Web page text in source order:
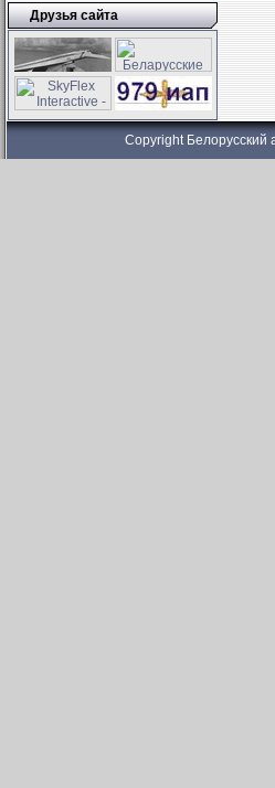
Друзья сайта
Copyright Белорусский